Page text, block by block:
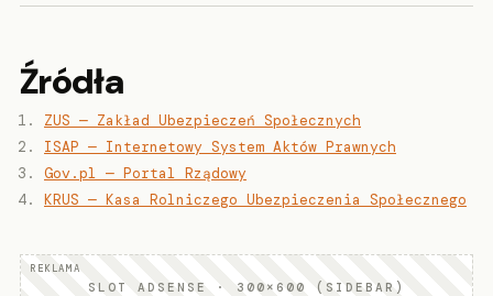
Źródła
ZUS — Zakład Ubezpieczeń Społecznych
ISAP — Internetowy System Aktów Prawnych
Gov.pl — Portal Rządowy
KRUS — Kasa Rolniczego Ubezpieczenia Społecznego
SLOT ADSENSE · 300×600 (SIDEBAR)